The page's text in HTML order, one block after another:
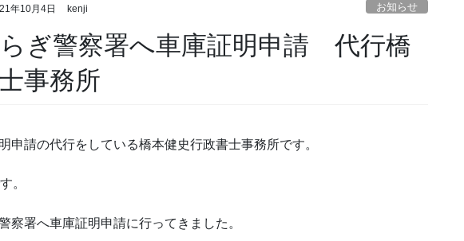
年10月4日 kenji お知らせ
ぎ警察署へ車庫証明申請 代行橋
事務所
申請の代行をしている橋本健史行政書士事務所です。
。
察署へ車庫証明申請に行ってきました。